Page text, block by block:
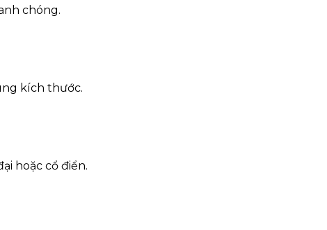
chóng.
kích thước.
hoặc cổ điển.